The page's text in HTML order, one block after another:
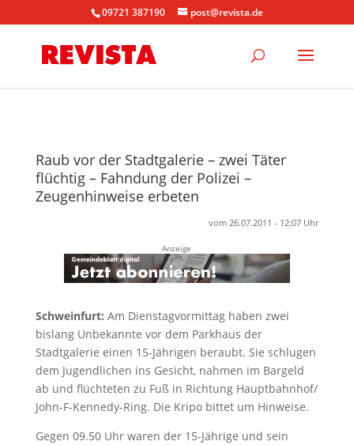
09721 387190 post@revista.de
Raub vor der Stadtgalerie – zwei Täter
flüchtig – Fahndung der Polizei –
Zeugenhinweise erbeten
vom 26.07.2011 - 12:07 Uhr
Anzeige
Schweinfurt: Am Dienstagvormittag haben zwei
bislang Unbekannte vor dem Parkhaus der
Stadtgalerie einen 15-Jährigen beraubt. Sie schlugen
dem Jugendlichen ins Gesicht, nahmen im Bargeld
ab und flüchteten zu Fuß in Richtung Hauptbahnhof/
John-F-Kennedy-Ring. Die Kripo bittet um Hinweise.
Gegen 09.50 Uhr waren der 15-Jährige und sein